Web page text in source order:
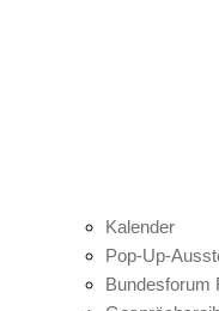
Kalender
Pop-Up-
Bundesforum